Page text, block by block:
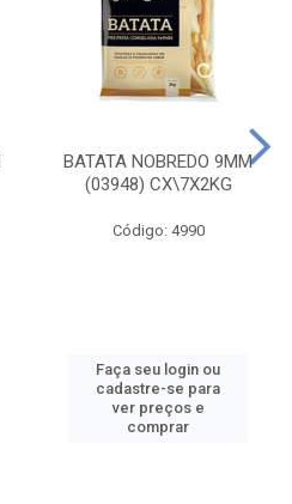
BATATA NOBREDO 9MM
(03948) CX\7X2KG
Código: 4990
Faça seu login ou
cadastre-se para
ver preços e
comprar